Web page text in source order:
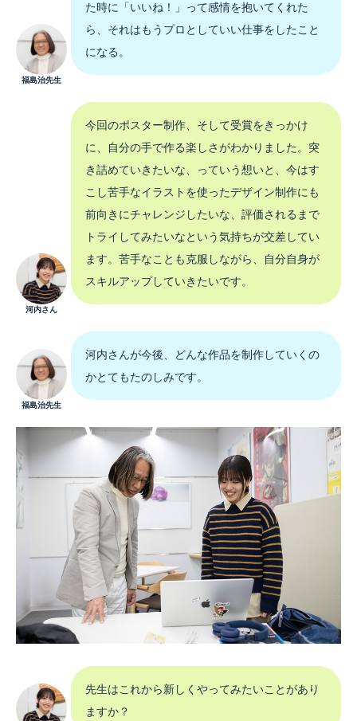
福島治先生
た時に「いいね！」って感情を抱いてくれた
ら、それはもうプロとしていい仕事をしたこと
になる。
河内さん
今回のポスター制作、そして受賞をきっかけ
に、自分の手で作る楽しさがわかりました。突
き詰めていきたいな、っていう想いと、今はす
こし苦手なイラストを使ったデザイン制作にも
前向きにチャレンジしたいな、評価されるまで
トライしてみたいなという気持ちが交差してい
ます。苦手なことも克服しながら、自分自身が
スキルアップしていきたいです。
福島治先生
河内さんが今後、どんな作品を制作していくの
かとてもたのしみです。
先生はこれから新しくやってみたいことがあり
ますか？